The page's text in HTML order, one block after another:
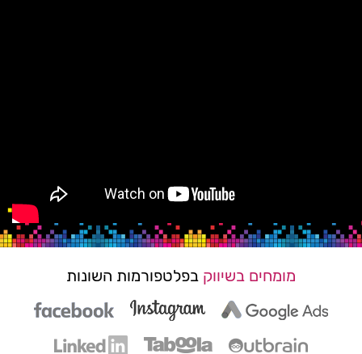
מומחים בשיווק בפלטפורמות השונות